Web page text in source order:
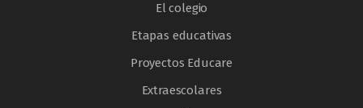
El colegio
Etapas educativas
Proyectos Educare
Extraescolares